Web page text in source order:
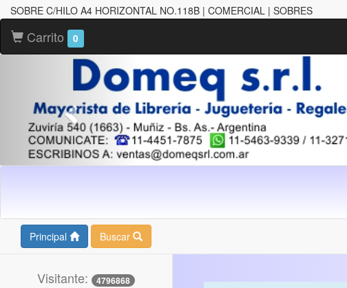
SOBRE C/HILO A4 HORIZONTAL NO.118B | COMERCIAL | SOBRES
Carrito 0
Principal Buscar
Visitante: 4796868